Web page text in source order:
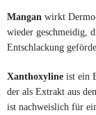
Mangan wirkt
wieder geschmeidig,
Entschlackung
Xanthoxyline ist ein
der als Extrakt aus
ist nachweislich für